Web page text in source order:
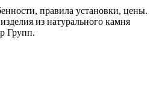
правила установки, цены.
из натурального камня
Групп.